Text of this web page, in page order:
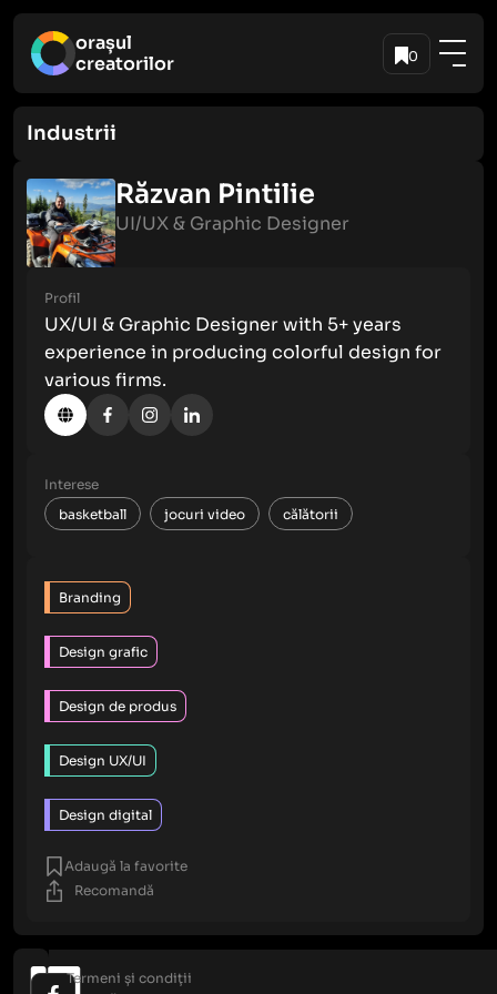
orașul
creatorilor
0
Industrii
Răzvan Pintilie
UI/UX & Graphic Designer
Profil
UX/UI & Graphic Designer with 5+ years
experience in producing colorful design for
various firms.
Interese
basketball
jocuri video călătorii
Branding
Design grafic
Design de produs
Design UX/UI
Design digital
Adaugă la favorite
Recomandă
Termeni și condiții